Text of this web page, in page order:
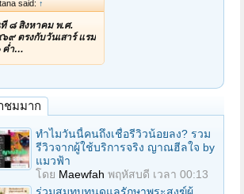
said: ↑
๘ สิงหาคม พ.ศ.
๙ ตรงกับวันเสาร์ แรม
ค่ำ…
ชมมาก
ทำไมวันนี้คนถึงเชื่อรีวิวน้อยลง? รวม
รีวิวจากผู้ใช้บริการจริง ญาณฮีลใจ by
แมวฟ้า
โดย Maewfah พฤหัสบดี เวลา 00:13